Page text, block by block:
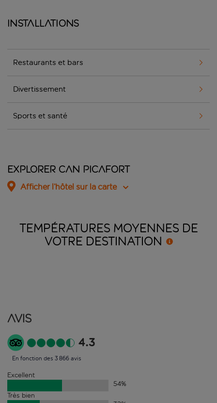
Installations
Restaurants et bars
Divertissement
Sports et santé
Explorer Can Picafort
Afficher l’hôtel sur la carte
TEMPÉRATURES MOYENNES DE
VOTRE DESTINATION
Avis
4.3
En fonction des 3 866 avis
Excellent
54%
Très bien